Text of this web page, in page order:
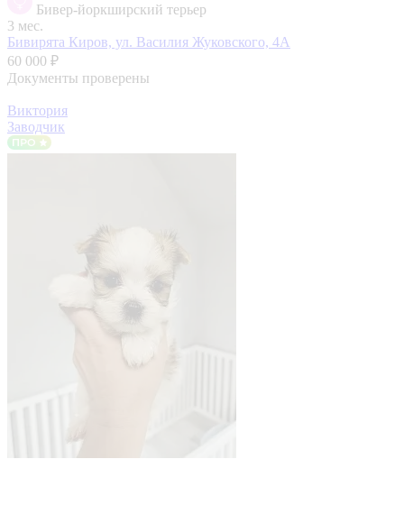
Бивер-йоркширский терьер
3 мес.
Бивирята Киров, ул. Василия Жуковского, 4А
60 000 ₽
Документы проверены
Виктория
Заводчик